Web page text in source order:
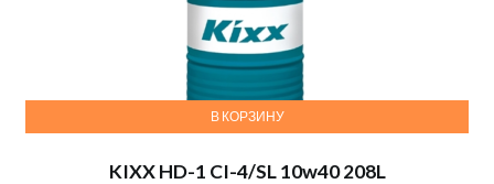
KIXX HD-1 CI-4/SL 10w40 208L
В КОРЗИНУ